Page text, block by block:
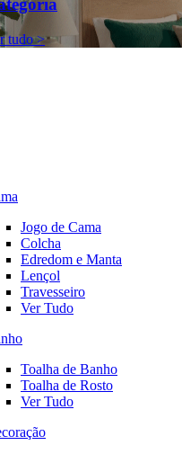
tudo >
Jogo de Cama
Colcha
Edredom e Manta
Lençol
Travesseiro
Ver Tudo
Toalha de Banho
Toalha de Rosto
Ver Tudo